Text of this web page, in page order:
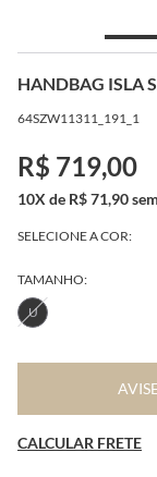
HANDBAG ISLA
64SZW11311_191_1
R$ 719,00
10X de R$ 71,90
SELECIONE A COR:
TAMANHO:
U
CALCULAR FRETE